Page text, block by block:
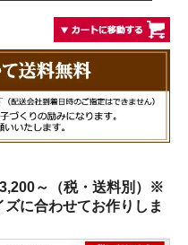
～（税・送料別）※
に合わせてお作りしま